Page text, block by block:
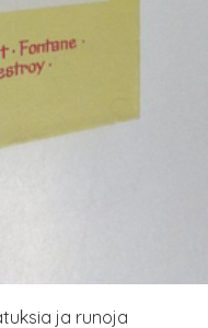
ja runoja